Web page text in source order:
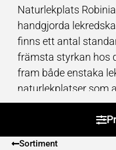
Naturlekplats
handgjorda
finns ett antal
främsta styrkan hos
fram både enstaka
naturlekplatser som
förutsättningar.
är gjord av främst
bästa hållbarhet.
Sortiment